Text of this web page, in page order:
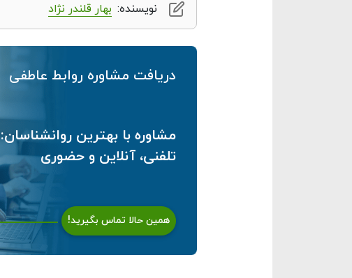
نویسنده: بهار قلندر نژاد
دریافت مشاوره روابط عاطفی
مشاوره با بهترین روانشناسان:
تلفنی، آنلاین و حضوری
همین حالا تماس بگیرید!